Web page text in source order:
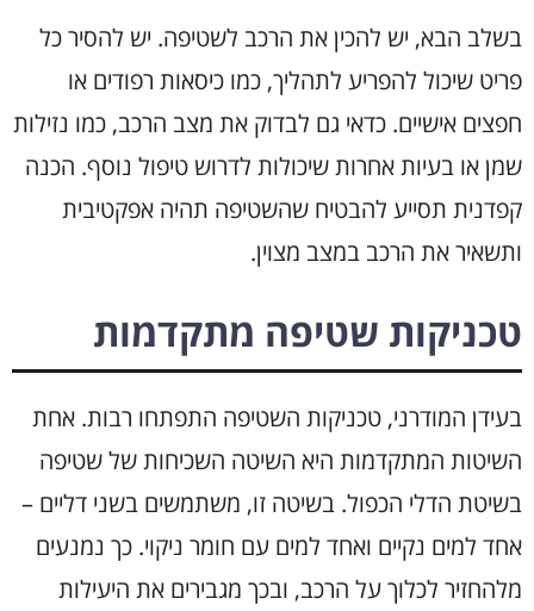
בשלב הבא, יש להכין את הרכב לשטיפה. יש להסיר כל
פריט שיכול להפריע לתהליך, כמו כיסאות רפודים או
חפצים אישיים. כדאי גם לבדוק את מצב הרכב, כמו נזילות
שמן או בעיות אחרות שיכולות לדרוש טיפול נוסף. הכנה
קפדנית תסייע להבטיח שהשטיפה תהיה אפקטיבית
ותשאיר את הרכב במצב מצוין.
טכניקות שטיפה מתקדמות
בעידן המודרני, טכניקות השטיפה התפתחו רבות. אחת
השיטות המתקדמות היא השיטה השכיחות של שטיפה
בשיטת הדלי הכפול. בשיטה זו, משתמשים בשני דליים –
אחד למים נקיים ואחד למים עם חומר ניקוי. כך נמנעים
מלהחזיר לכלוך על הרכב, ובכך מגבירים את היעילות